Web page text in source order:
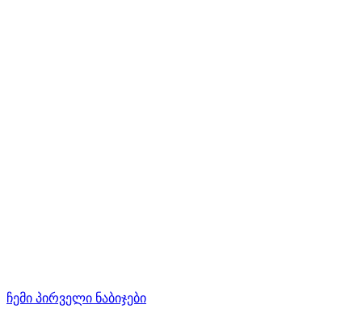
ჩემი პირველი ნაბიჯები